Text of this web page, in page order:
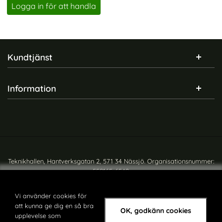
Vi använder cookies för
att kunna ge dig en så bra
upplevelse som
OK, godkänn cookies
Logga in för att handla
Sidfot Blandad info och länkar
Kundtjänst
Information
Teknikhallen, Hantverksgatan 2, 571 34 Nässjö. Organisationsnummer:
559165-6540